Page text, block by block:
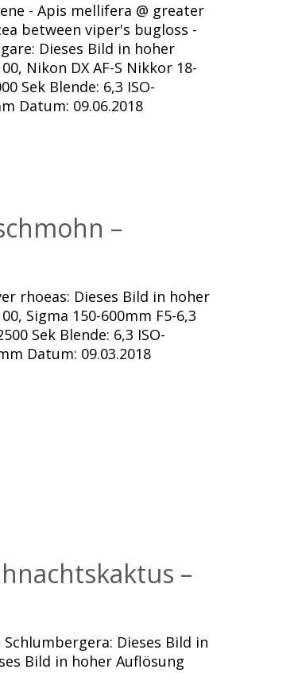
- Apis mellifera @ greater
between viper's bugloss -
Dieses Bild in hoher
Nikon DX AF-S Nikkor 18-
Sek Blende: 6,3 ISO-
Datum: 09.06.2018
–
rhoeas: Dieses Bild in hoher
Sigma 150-600mm F5-6,3
Sek Blende: 6,3 ISO-
Datum: 09.03.2018
–
Dieses Bild in
Bild in hoher Auflösung